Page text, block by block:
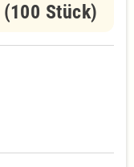
Stück)